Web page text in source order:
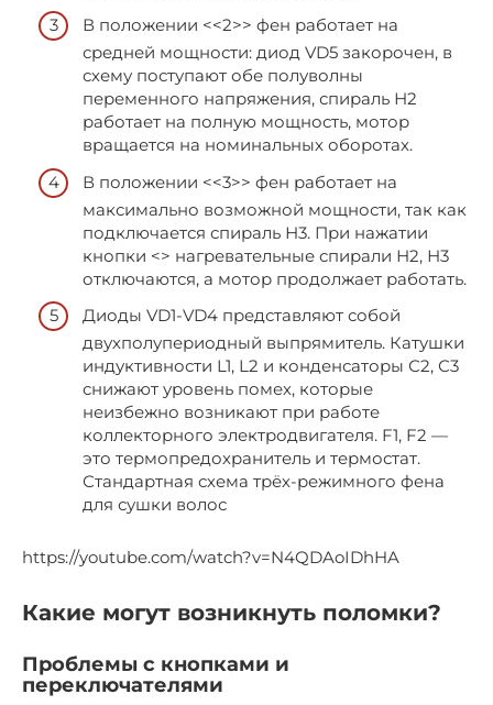
В положении <<2>> фен работает на
средней мощности: диод VD5 закорочен, в
схему поступают обе полуволны
переменного напряжения, спираль Н2
работает на полную мощность, мотор
вращается на номинальных оборотах.
В положении <<3>> фен работает на
максимально возможной мощности, так как
подключается спираль Н3. При нажатии
кнопки <> нагревательные спирали Н2, Н3
отключаются, а мотор продолжает работать.
Диоды VD1-VD4 представляют собой
двухполупериодный выпрямитель. Катушки
индуктивности L1, L2 и конденсаторы С2, С3
снижают уровень помех, которые
неизбежно возникают при работе
коллекторного электродвигателя. F1, F2 —
это термопредохранитель и термостат.
Стандартная схема трёх-режимного фена
для сушки волос
https://youtube.com/watch?v=N4QDAoIDhHA
Какие могут возникнуть поломки?
Проблемы с кнопками и
переключателями